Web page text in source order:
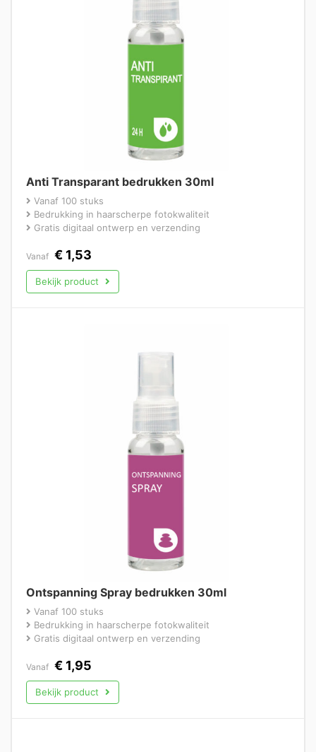
Anti Transparant bedrukken 30ml
Vanaf 100 stuks
Bedrukking in haarscherpe fotokwaliteit
Gratis digitaal ontwerp en verzending
Vanaf € 1,53
Bekijk product
Ontspanning Spray bedrukken 30ml
Vanaf 100 stuks
Bedrukking in haarscherpe fotokwaliteit
Gratis digitaal ontwerp en verzending
Vanaf € 1,95
Bekijk product